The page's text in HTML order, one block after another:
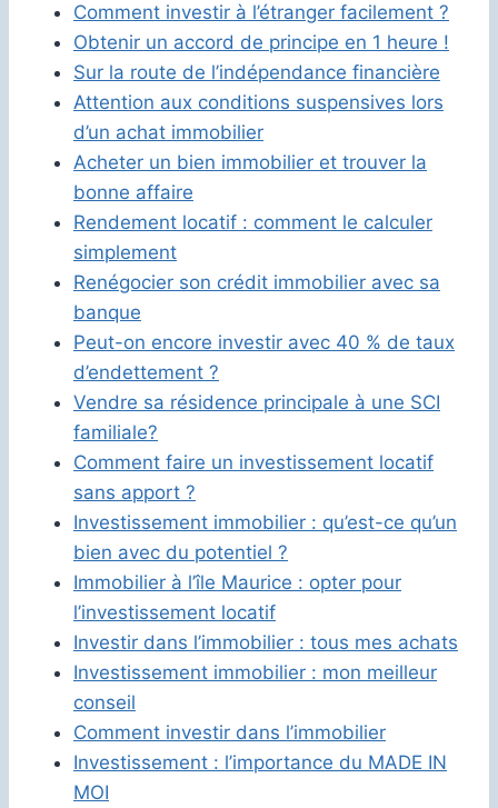
Comment investir à l’étranger facilement ?
Obtenir un accord de principe en 1 heure !
Sur la route de l’indépendance financière
Attention aux conditions suspensives lors
d’un achat immobilier
Acheter un bien immobilier et trouver la
bonne affaire
Rendement locatif : comment le calculer
simplement
Renégocier son crédit immobilier avec sa
banque
Peut-on encore investir avec 40 % de taux
d’endettement ?
Vendre sa résidence principale à une SCI
familiale?
Comment faire un investissement locatif
sans apport ?
Investissement immobilier : qu’est-ce qu’un
bien avec du potentiel ?
Immobilier à l’île Maurice : opter pour
l’investissement locatif
Investir dans l’immobilier : tous mes achats
Investissement immobilier : mon meilleur
conseil
Comment investir dans l’immobilier
Investissement : l’importance du MADE IN
MOI